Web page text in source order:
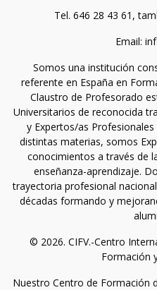
Tel. 646 28 43 61,
Email:
Somos una institución
referente en España en
Claustro de Profesorado
Universitarios de reconocida
y Expertos/as
distintas materias, somos
conocimientos a través de
enseñanza-aprendizaje.
trayectoria profesional
décadas formando y
© 2026. CIFV.-Centro
Formación
Nuestro Centro de Formación